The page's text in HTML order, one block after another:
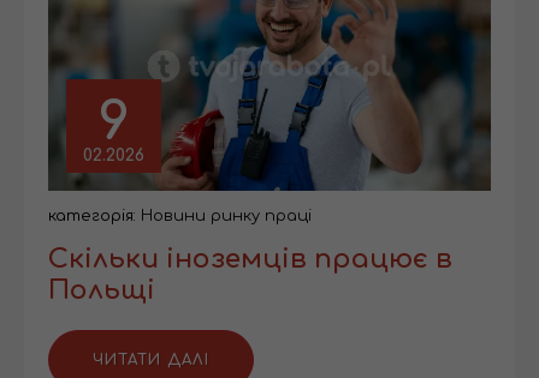
9
02.2026
категорія: Новини ринку праці
Скільки іноземців працює в
Польщі
ЧИТАТИ ДАЛІ